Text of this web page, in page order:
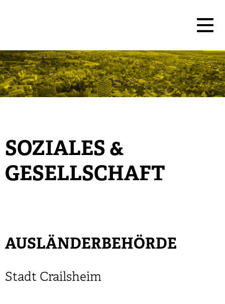
SOZIALES &
GESELLSCHAFT
AUSLÄNDERBEHÖRDE
Stadt Crailsheim